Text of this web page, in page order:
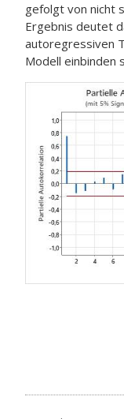
gefolgt von nicht
Ergebnis deutet
autoregressiven
Modell einbinden